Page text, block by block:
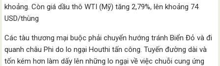
khoảng. Còn giá dầu thô WTI (Mỹ) tăng 2,79%, lên khoảng 74
USD/thùng
Các tàu thương mại buộc phải chuyển hướng tránh Biển Đỏ và đi
quanh châu Phi do lo ngại Houthi tấn công. Tuyến đường dài và
tốn kém hơn làm dấy lên những lo ngại về việc chuỗi cung ứng